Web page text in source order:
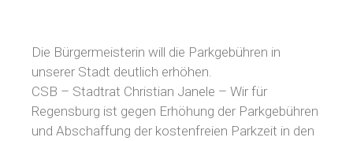
Die Bürgermeisterin will die Parkgebühren in
unserer Stadt deutlich erhöhen.
CSB – Stadtrat Christian Janele – Wir für
Regensburg ist gegen Erhöhung der Parkgebühren
und Abschaffung der kostenfreien Parkzeit in den